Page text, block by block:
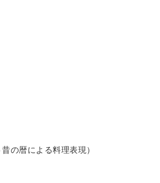
の暦による料理表現）